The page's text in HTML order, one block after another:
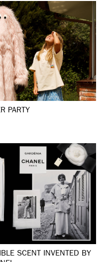
PARTY
SCENT INVENTED BY